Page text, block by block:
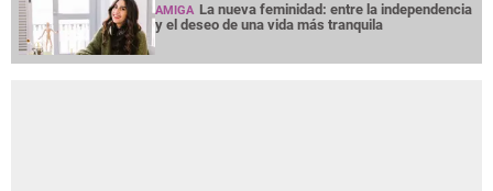
AMIGA La nueva feminidad: entre la independencia
y el deseo de una vida más tranquila